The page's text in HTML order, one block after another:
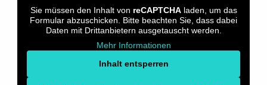
Sie müssen den Inhalt von reCAPTCHAladen, um das
Formular abzuschicken. Bitte beachten Sie, dass dabei
Daten mit Drittanbietern ausgetauscht werden.
Mehr Informationen
Inhalt entsperren